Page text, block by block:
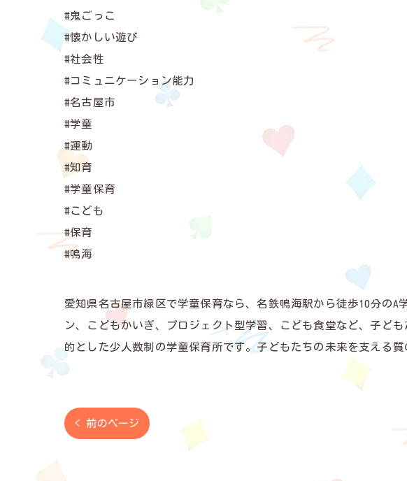
#鬼ごっこ
#懐かしい遊び
#社会性
#コミュニケーション能力
#名古屋市
#学童
#運動
#知育
#学童保育
#こども
#保育
#鳴海
愛知県名古屋市緑区で学童保育なら、名鉄鳴海駅から徒歩10分の
ン、こどもかいぎ、プロジェクト型学習、こども食堂など、子ど
的とした少人数制の学童保育所です。子どもたちの未来を支える質
< 前のページ